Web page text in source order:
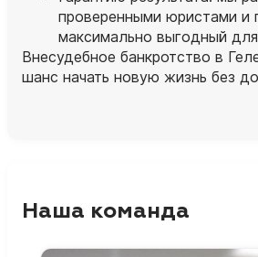
проверенными юристами и
максимально выгодный для
Внесудебное банкротство в
шанс начать новую жизнь без
Наша команда